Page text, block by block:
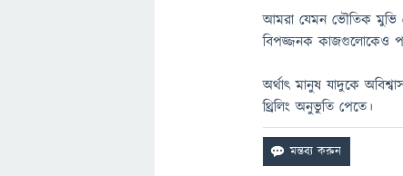
আমরা যেমন ভৌতিক মুভি
বিপজ্জনক কাজগুলোকেও
অর্থাৎ মানুষ যাদুকে
থ্রিলিং অনুভুতি পেতে।